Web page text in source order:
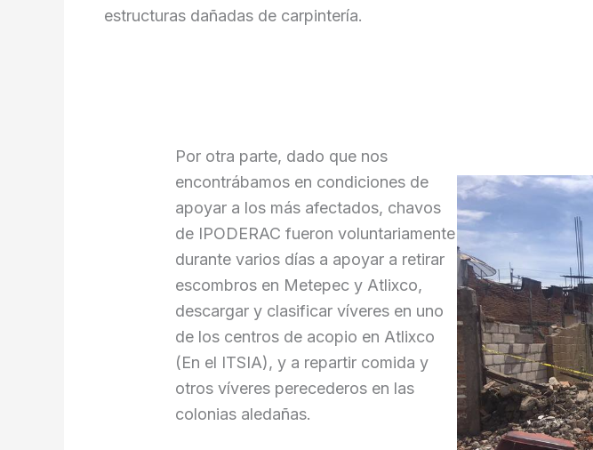
estructuras dañadas de carpintería.
Por otra parte, dado que nos
encontrábamos en condiciones de
apoyar a los más afectados, chavos
de IPODERAC fueron voluntariamente
durante varios días a apoyar a retirar
escombros en Metepec y Atlixco,
descargar y clasificar víveres en uno
de los centros de acopio en Atlixco
(En el ITSIA), y a repartir comida y
otros víveres perecederos en las
colonias aledañas.